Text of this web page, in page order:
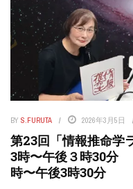
BY S.FURUTA 2026年3月5日
第23回「情報推命学
3時〜午後３時30
時〜午後3時30分